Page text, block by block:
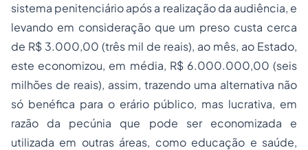
sistema penitenciário após a realização da audiência, e
levando em consideração que um preso custa cerca
de R$ 3.000,00 (três mil de reais), ao mês, ao Estado,
este economizou, em média, R$ 6.000.000,00 (seis
milhões de reais), assim, trazendo uma alternativa não
só benéfica para o erário público, mas lucrativa, em
razão da pecúnia que pode ser economizada e
utilizada em outras áreas, como educação e saúde,